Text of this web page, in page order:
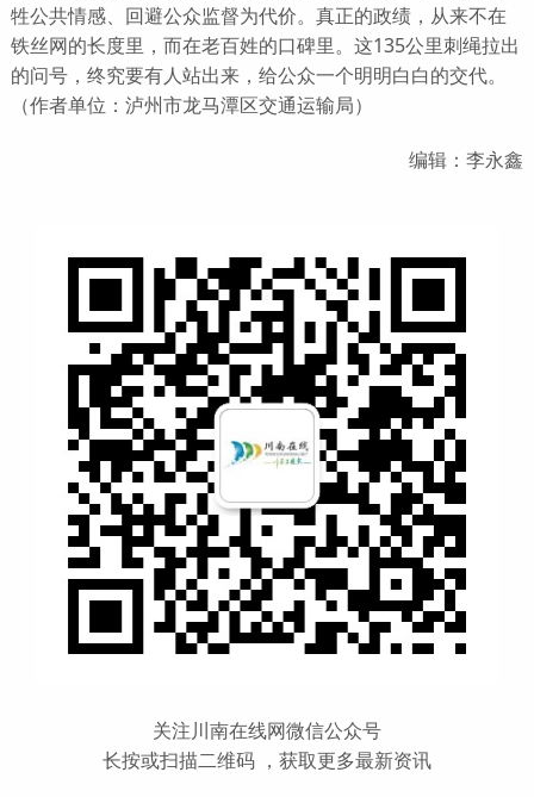
牲公共情感、回避公众监督为代价。真正的政绩，从来不在
铁丝网的长度里，而在老百姓的口碑里。这135公里刺绳拉出
的问号，终究要有人站出来，给公众一个明明白白的交代。
（作者单位：泸州市龙马潭区交通运输局）
编辑：李永鑫
关注川南在线网微信公众号
长按或扫描二维码 ，获取更多最新资讯